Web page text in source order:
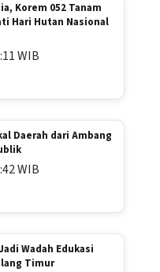
Korem 052 Tanam
Hari Hutan Nasional
WIB
Daerah dari Ambang
WIB
Wadah Edukasi
Timur